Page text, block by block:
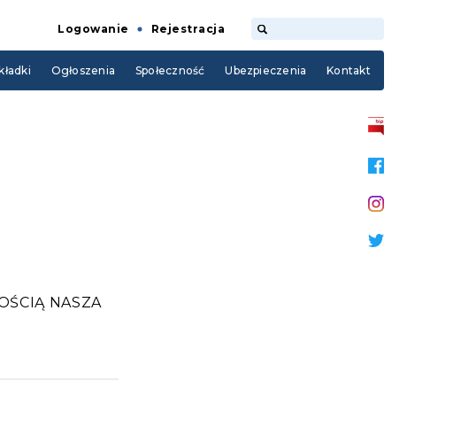
Logowanie Rejestracja
Ogłoszenia Społeczność Ubezpieczenia Kontakt
NASZA